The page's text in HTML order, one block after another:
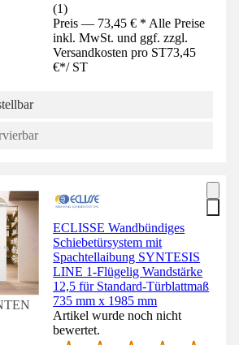
(1)
Preis — 73,45 € * Alle Preise
inkl. MwSt. und ggf. zzgl.
Versandkosten pro ST73,45
€*/ ST
ECLISSE Wandbündiges
Schiebetürsystem mit
Spachtellaibung SYNTESIS
LINE 1-Flügelig Wandstärke
12,5 für Standard-Türblattmaß
735 mm x 1985 mm
Artikel wurde noch nicht
bewertet.